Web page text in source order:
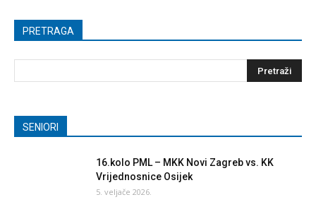
PRETRAGA
SENIORI
16.kolo PML – MKK Novi Zagreb vs. KK
Vrijednosnice Osijek
5. veljače 2026.